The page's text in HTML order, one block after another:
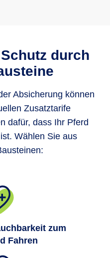
durch
Absicherung können
Zusatztarife
dafür, dass Ihr Pferd
Wählen Sie aus
zum
Fahren